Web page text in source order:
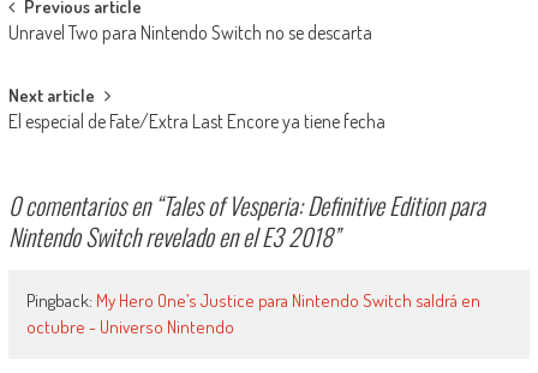
Navegación de entradas
Previous article
Unravel Two para Nintendo Switch no se descarta
Next article
El especial de Fate/Extra Last Encore ya tiene fecha
0 comentarios en “Tales of Vesperia: Definitive Edition para
Nintendo Switch revelado en el E3 2018”
Pingback: My Hero One’s Justice para Nintendo Switch saldrá en
octubre - Universo Nintendo